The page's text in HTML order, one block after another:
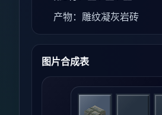
产物：雕纹凝灰岩砖
图片合成表